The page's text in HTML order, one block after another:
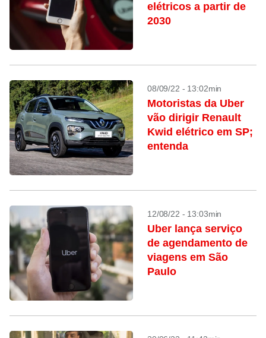
elétricos a partir de
2030
08/09/22 - 13:02min
Motoristas da Uber
vão dirigir Renault
Kwid elétrico em SP;
entenda
12/08/22 - 13:03min
Uber lança serviço
de agendamento de
viagens em São
Paulo